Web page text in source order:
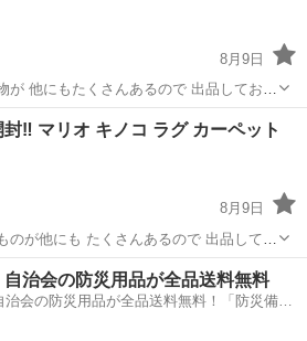
8月9日
が 他にもたくさんあるので 出品しており
者いません！ ★受
他 マックスバリュ
封‼️ マリオ キノコ ラグ カーペット
8月9日
が他にも たくさんあるので 出品してお
ます(＞人＜;) ペット、喫煙者い
キノコ
自治会の防災用品が全品送料無料
治会の防災用品が全品送料無料！「防災備蓄